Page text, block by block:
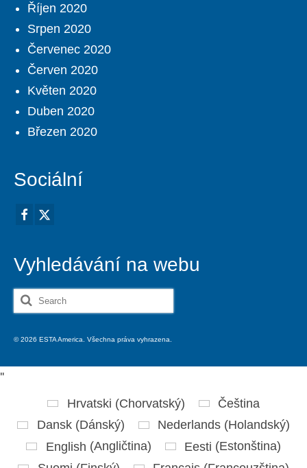
Říjen 2020
Srpen 2020
Červenec 2020
Červen 2020
Květen 2020
Duben 2020
Březen 2020
Sociální
Vyhledávání na webu
Search
for:
© 2026 ESTA America. Všechna práva vyhrazena.
''
Hrvatski (Chorvatský)
Čeština
Dansk(Dánský) Nederlands(Holandský)
English (Angličtina) Eesti (Estonština)